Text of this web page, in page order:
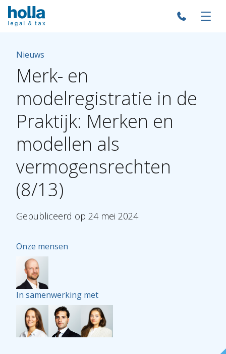
Nieuws
Merk- en
modelregistratie in de
Praktijk: Merken en
modellen als
vermogensrechten
(8/13)
Gepubliceerd op 24 mei 2024
Onze mensen
In samenwerking met